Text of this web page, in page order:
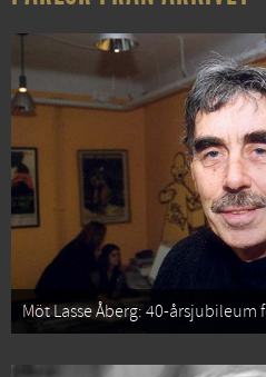
Möt Lasse Åberg: 40-årsjubileum